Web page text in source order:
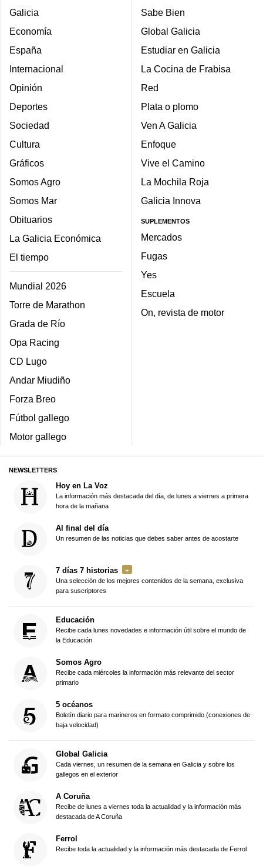
Galicia
Economía
España
Internacional
Opinión
Deportes
Sociedad
Cultura
Gráficos
Somos Agro
Somos Mar
Obituarios
La Galicia Económica
El tiempo
Mundial 2026
Torre de Marathon
Grada de Río
Opa Racing
CD Lugo
Andar Miudiño
Forza Breo
Fútbol gallego
Motor gallego
Sabe Bien
Global Galicia
Estudiar en Galicia
La Cocina de Frabisa
Red
Plata o plomo
Ven A Galicia
Enfoque
Vive el Camino
La Mochila Roja
Galicia Innova
SUPLEMENTOS
Mercados
Fugas
Yes
Escuela
On, revista de motor
NEWSLETTERS
Hoy en La Voz
La información más destacada del día, de lunes a viernes a primera
hora de la mañana
Al final del día
Un resumen de las noticias que debes saber antes de acostarte
7 días 7 historias
Una selección de los mejores contenidos de la semana, exclusiva
para suscriptores
Educación
Recibe cada lunes novedades e información útil sobre el mundo de
la Educación
Somos Agro
Recibe cada miércoles la información más relevante del sector
primario
5 océanos
Boletín diario para marineros en formato comprimido (conexiones de
baja velocidad)
Global Galicia
Cada viernes, un resumen de la semana en Galicia y sobre los
gallegos en el exterior
A Coruña
Recibe de lunes a viernes toda la actualidad y la información más
destacada de A Coruña
Ferrol
Recibe toda la actualidad y la información más destacada de Ferrol